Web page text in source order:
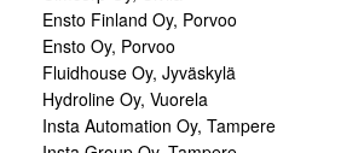
Ensto Finland Oy, Porvoo
Ensto Oy, Porvoo
Fluidhouse Oy, Jyväskylä
Hydroline Oy, Vuorela
Insta Automation Oy, Tampere